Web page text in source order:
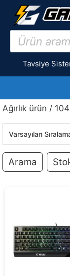
İçeriğe
Products
search
Tavsiye
Ağırlık ürün /
Arama